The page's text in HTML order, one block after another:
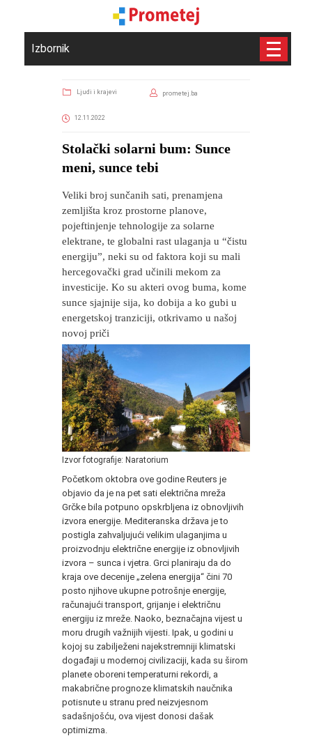
Izbornik
Ljudi i krajevi prometej.ba
12.11.2022
​Stolački solarni bum: Sunce
meni, sunce tebi
Veliki broj sunčanih sati, prenamjena
zemljišta kroz prostorne planove,
pojeftinjenje tehnologije za solarne
elektrane, te globalni rast ulaganja u “čistu
energiju”, neki su od faktora koji su mali
hercegovački grad učinili mekom za
investicije. Ko su akteri ovog buma, kome
sunce sjajnije sija, ko dobija a ko gubi u
energetskoj tranziciji, otkrivamo u našoj
novoj priči
Izvor fotografije: Naratorium
Početkom oktobra ove godine Reuters je
objavio da je na pet sati električna mreža
Grčke bila potpuno opskrbljena iz obnovljivih
izvora energije. Mediteranska država je to
postigla zahvaljujući velikim ulaganjima u
proizvodnju električne energije iz obnovljivih
izvora – sunca i vjetra. Grci planiraju da do
kraja ove decenije „zelena energija“ čini 70
posto njihove ukupne potrošnje energije,
računajući transport, grijanje i električnu
energiju iz mreže. Naoko, beznačajna vijest u
moru drugih važnijih vijesti. Ipak, u godini u
kojoj su zabilježeni najekstremniji klimatski
događaji u modernoj civilizaciji, kada su širom
planete oboreni temperaturni rekordi, a
makabrične prognoze klimatskih naučnika
potisnute u stranu pred neizvjesnom
sadašnjošću, ova vijest donosi dašak
optimizma.